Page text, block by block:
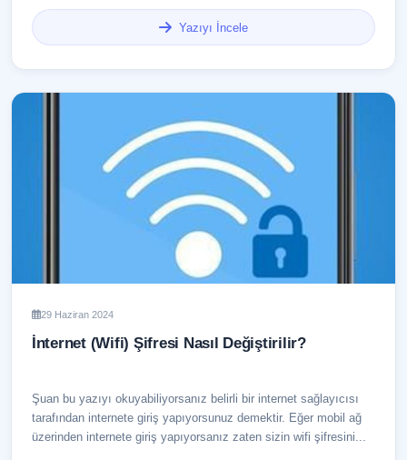
Yazıyı İncele
29 Haziran 2024
İnternet (Wifi) Şifresi Nasıl Değiştirilir?
Şuan bu yazıyı okuyabiliyorsanız belirli bir internet sağlayıcısı
tarafından internete giriş yapıyorsunuz demektir. Eğer mobil ağ
üzerinden internete giriş yapıyorsanız zaten sizin wifi şifresini...